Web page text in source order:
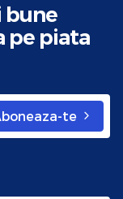
bune
pe piata
te